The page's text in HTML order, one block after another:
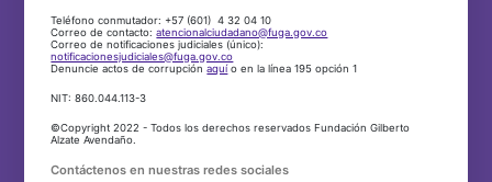
Teléfono conmutador: +57 (601) 4 32 04 10
Correo de contacto:atencionalciudadano@fuga.gov.co
Correo de notificaciones judiciales (único):
notificacionesjudiciales@fuga.gov.co
Denuncie actos de corrupciónaquío en la línea 195 opción 1
NIT: 860.044.113-3
©Copyright 2022 - Todos los derechos reservados Fundación Gilberto
Alzate Avendaño.
Contáctenos en nuestras redes sociales